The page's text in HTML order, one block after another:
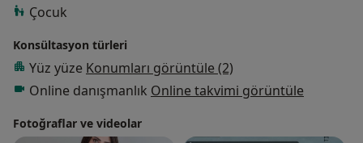
toplum kuruluşlarında gönüllü olarak çalışmaktayım.
Çocuk
Konsültasyon türleri
Yüz yüze Konumları görüntüle (2)
Online danışmanlık Online takvimi görüntüle
Fotoğraflar ve videolar